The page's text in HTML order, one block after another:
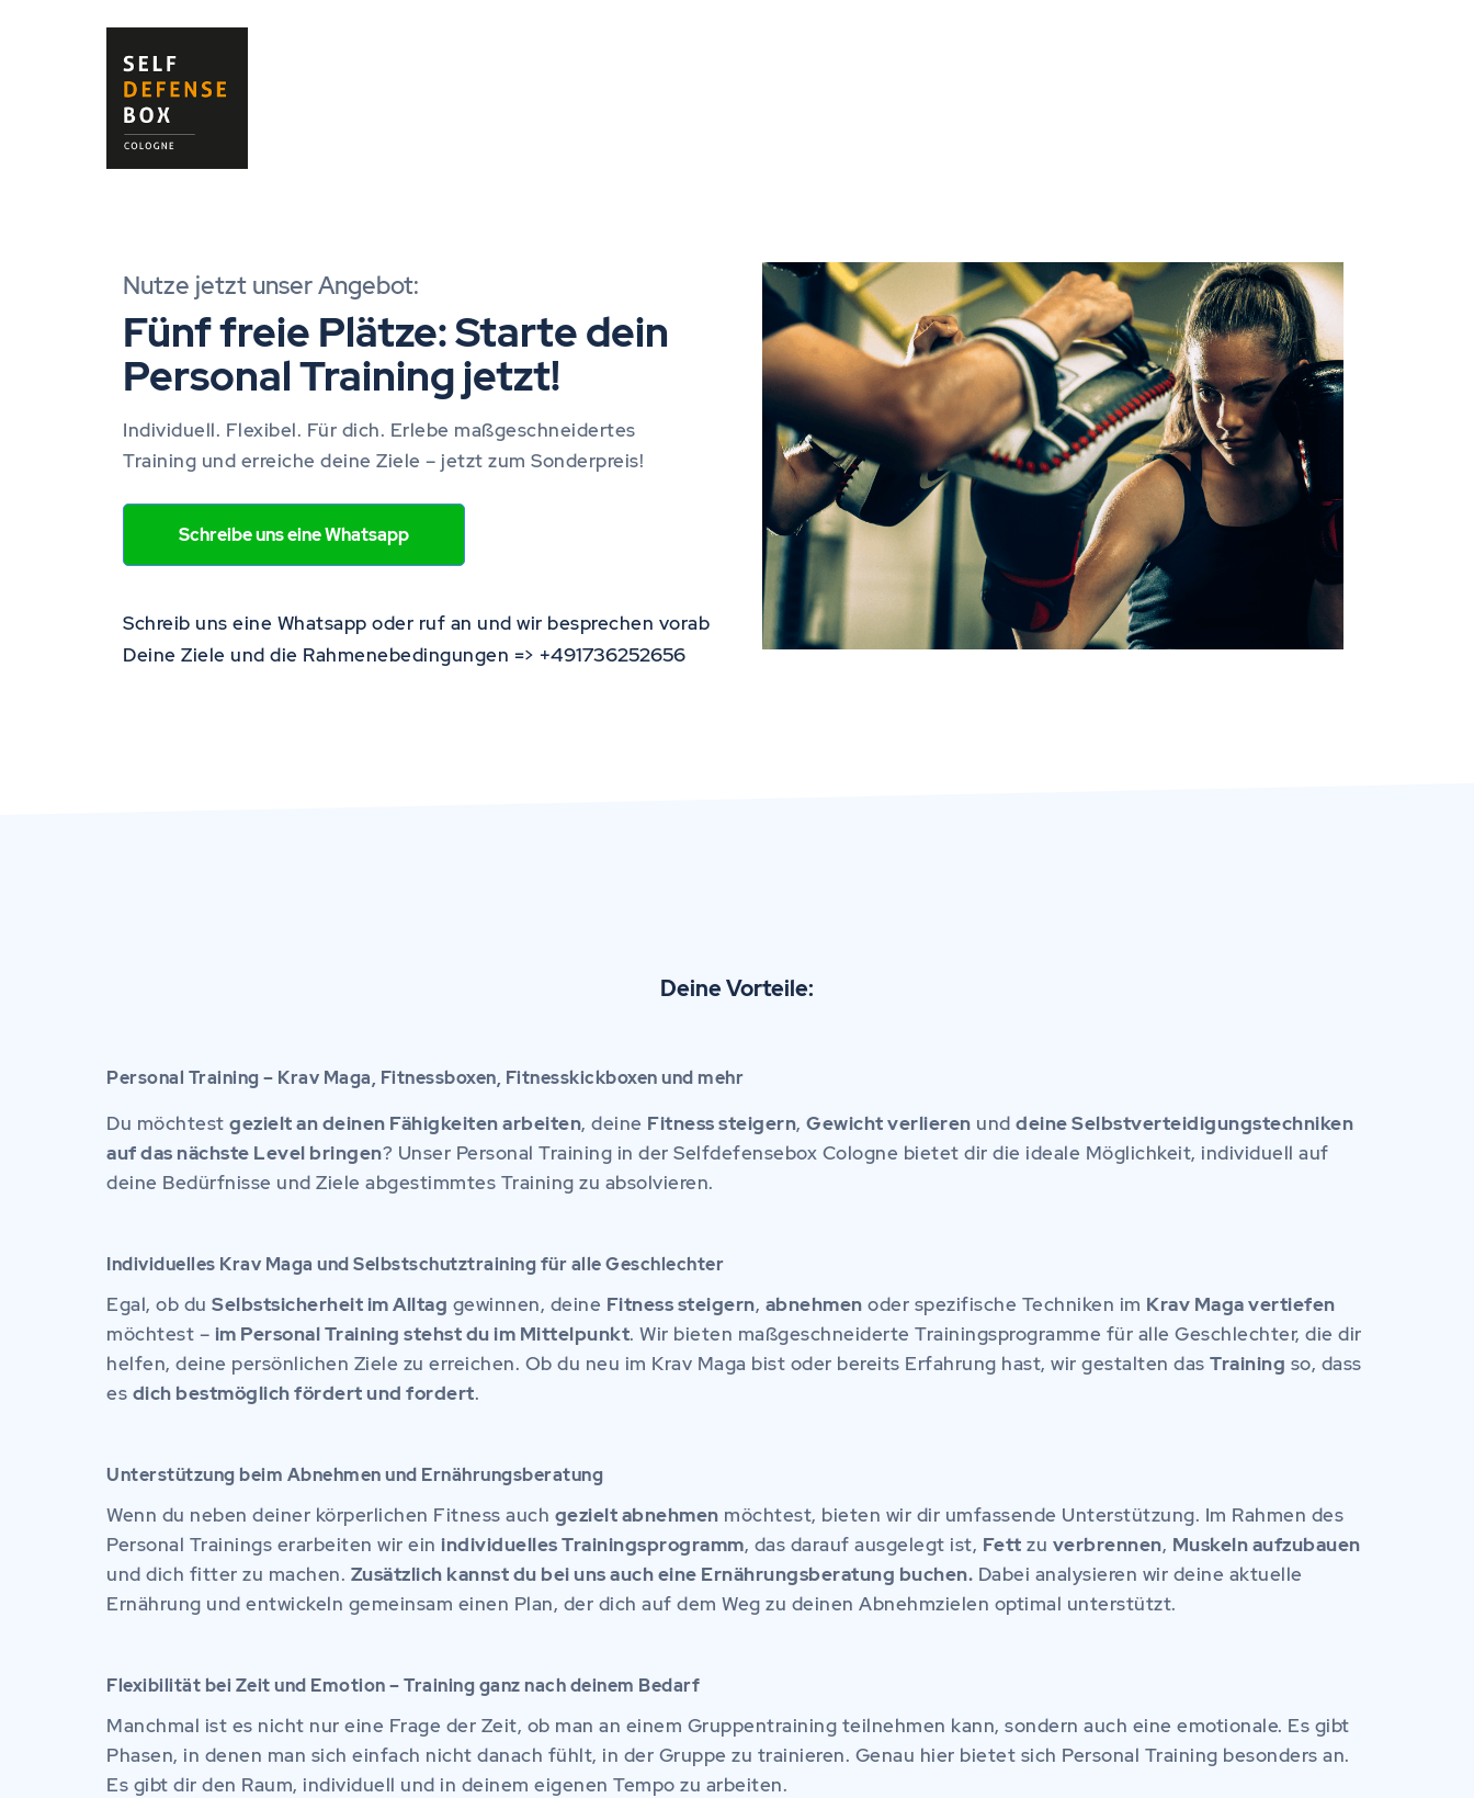
Nutze jetzt unser Angebot:
Fünf freie Plätze: Starte dein
Personal Training jetzt!
Individuell. Flexibel. Für dich. Erlebe maßgeschneidertes
Training und erreiche deine Ziele – jetzt zum Sonderpreis!
Schreibe uns eine Whatsapp
Schreib uns eine Whatsapp oder ruf an und wir besprechen vorab
Deine Ziele und die Rahmenebedingungen => +491736252656
Deine Vorteile:
Personal Training – Krav Maga, Fitnessboxen, Fitnesskickboxen und mehr
Du möchtest gezielt an deinen Fähigkeiten arbeiten, deine Fitness steigern, Gewicht verlieren und deine Selbstverteidigungstechniken
auf das nächste Level bringen? Unser Personal Training in der Selfdefensebox Cologne bietet dir die ideale Möglichkeit, individuell auf
deine Bedürfnisse und Ziele abgestimmtes Training zu absolvieren.
Individuelles Krav Maga und Selbstschutztraining für alle Geschlechter
Egal, ob du Selbstsicherheit im Alltag gewinnen, deine Fitness steigern, abnehmen oder spezifische Techniken im Krav Maga vertiefen
möchtest – im Personal Training stehst du im Mittelpunkt. Wir bieten maßgeschneiderte Trainingsprogramme für alle Geschlechter, die dir
helfen, deine persönlichen Ziele zu erreichen. Ob du neu im Krav Maga bist oder bereits Erfahrung hast, wir gestalten das Training so, dass
es dich bestmöglich fördert und fordert.
Unterstützung beim Abnehmen und Ernährungsberatung
Wenn du neben deiner körperlichen Fitness auch gezielt abnehmen möchtest, bieten wir dir umfassende Unterstützung. Im Rahmen des
Personal Trainings erarbeiten wir ein individuelles Trainingsprogramm, das darauf ausgelegt ist, Fett zu verbrennen, Muskeln aufzubauen
und dich fitter zu machen. Zusätzlich kannst du bei uns auch eine Ernährungsberatung buchen. Dabei analysieren wir deine aktuelle
Ernährung und entwickeln gemeinsam einen Plan, der dich auf dem Weg zu deinen Abnehmzielen optimal unterstützt.
Flexibilität bei Zeit und Emotion – Training ganz nach deinem Bedarf
Manchmal ist es nicht nur eine Frage der Zeit, ob man an einem Gruppentraining teilnehmen kann, sondern auch eine emotionale. Es gibt
Phasen, in denen man sich einfach nicht danach fühlt, in der Gruppe zu trainieren. Genau hier bietet sich Personal Training besonders an.
Es gibt dir den Raum, individuell und in deinem eigenen Tempo zu arbeiten.